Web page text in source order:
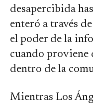
desapercibida
enteró a través
el poder de la
cuando proviene
dentro de la
Mientras Los